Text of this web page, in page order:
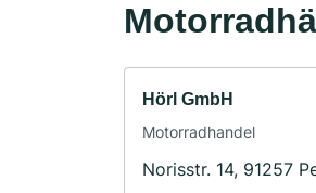
Hörl GmbH
Motorradhandel
Norisstr. 14, 91257